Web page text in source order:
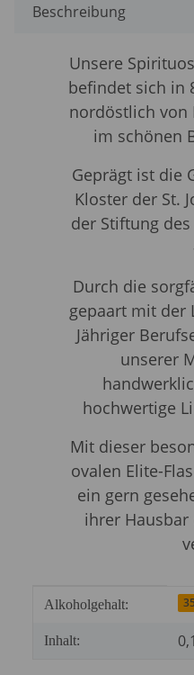
Beschreibung
Unsere
befindet sich in
nordöstlich von
im schönen
Geprägt ist die
Kloster der St.
der Stiftung
Durch die
gepaart mit der
Jähriger
unserer
hochwertige
Mit dieser
ovalen Elite-
ein gern
ihrer Hausbar
Produkteigenschaft
Wert
Alkoholgehalt:
Inhalt: